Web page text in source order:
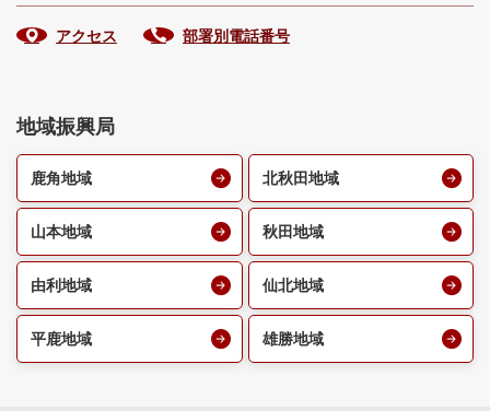
アクセス 部署別電話番号
地域振興局
鹿角地域 北秋田地域
山本地域 秋田地域
由利地域 仙北地域
平鹿地域 雄勝地域